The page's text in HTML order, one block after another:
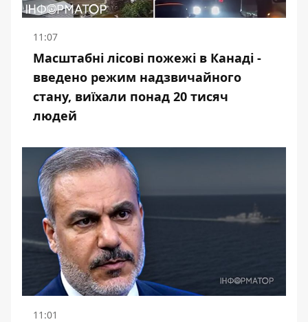
11:07
Масштабні лісові пожежі в Канаді -
введено режим надзвичайного
стану, виїхали понад 20 тисяч
людей
11:01